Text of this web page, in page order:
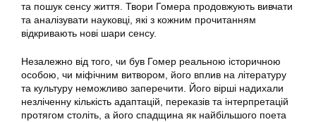
та пошук сенсу життя. Твори Гомера продовжують вивчати
та аналізувати науковці, які з кожним прочитанням
відкривають нові шари сенсу.
Незалежно від того, чи був Гомер реальною історичною
особою, чи міфічним витвором, його вплив на літературу
та культуру неможливо заперечити. Його вірші надихали
незліченну кількість адаптацій, переказів та інтерпретацій
протягом століть, а його спадщина як найбільшого поета